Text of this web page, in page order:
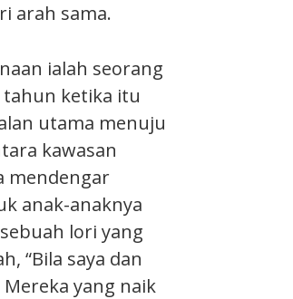
arah sama.
ialah seorang
tahun ketika itu
utama menuju
kawasan
mendengar
anak-anaknya
lori yang
“Bila saya dan
yang naik